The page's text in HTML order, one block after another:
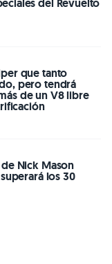
del Revuelto
que tanto
pero tendrá
de un V8 libre
de Nick Mason
los 30